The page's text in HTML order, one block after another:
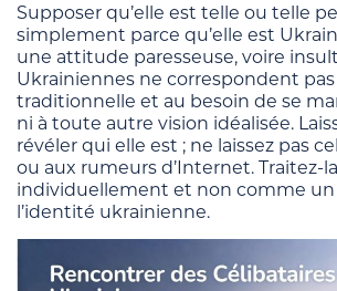
Supposer qu’elle est telle ou telle
simplement parce qu’elle est
une attitude paresseuse, voire
Ukrainiennes ne correspondent pas
traditionnelle et au besoin de se
ni à toute autre vision idéalisée.
révéler qui elle est ; ne laissez pas
ou aux rumeurs d’Internet. Traitez-la
individuellement et non comme un
l’identité ukrainienne.